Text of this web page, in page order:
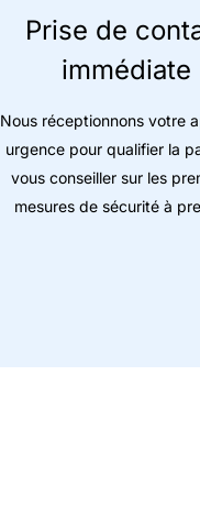
Prise de
immédiate
Nous réceptionnons votre
urgence pour qualifier la
vous conseiller sur les
mesures de sécurité à